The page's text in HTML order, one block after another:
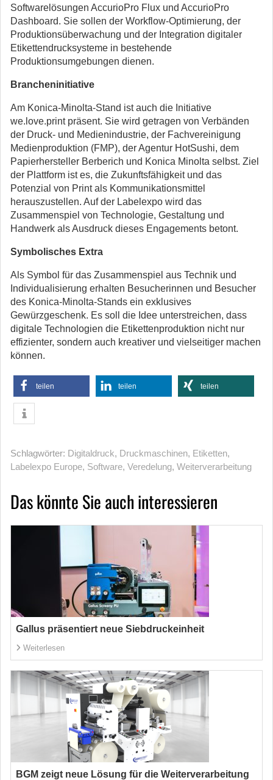
Softwarelösungen AccurioPro Flux und AccurioPro
Dashboard. Sie sollen der Workflow-Optimierung, der
Produktionsüberwachung und der Integration digitaler
Etikettendrucksysteme in bestehende
Produktionsumgebungen dienen.
Brancheninitiative
Am Konica-Minolta-Stand ist auch die Initiative
we.love.print präsent. Sie wird getragen von Verbänden
der Druck- und Medienindustrie, der Fachvereinigung
Medienproduktion (FMP), der Agentur HotSushi, dem
Papierhersteller Berberich und Konica Minolta selbst. Ziel
der Plattform ist es, die Zukunftsfähigkeit und das
Potenzial von Print als Kommunikationsmittel
herauszustellen. Auf der Labelexpo wird das
Zusammenspiel von Technologie, Gestaltung und
Handwerk als Ausdruck dieses Engagements betont.
Symbolisches Extra
Als Symbol für das Zusammenspiel aus Technik und
Individualisierung erhalten Besucherinnen und Besucher
des Konica-Minolta-Stands ein exklusives
Gewürzgeschenk. Es soll die Idee unterstreichen, dass
digitale Technologien die Etikettenproduktion nicht nur
effizienter, sondern auch kreativer und vielseitiger machen
können.
teilen teilen teilen
Schlagwörter: Digitaldruck, Druckmaschinen, Etiketten,
Labelexpo Europe, Software, Veredelung, Weiterverarbeitung
Das könnte Sie auch interessieren
Gallus präsentiert neue Siebdruckeinheit
Weiterlesen
BGM zeigt neue Lösung für die Weiterverarbeitung